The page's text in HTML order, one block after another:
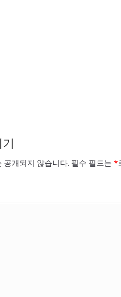
공개되지 않습니다. 필수 필드는 *